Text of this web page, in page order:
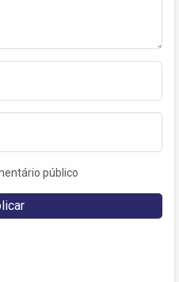
público